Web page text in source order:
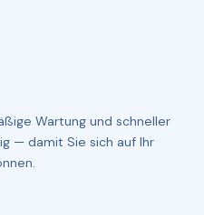
Wartung und schneller
— damit Sie sich auf Ihr